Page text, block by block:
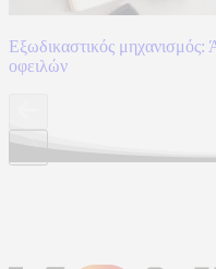
Εξωδικαστικός μηχανισμός:
οφειλών